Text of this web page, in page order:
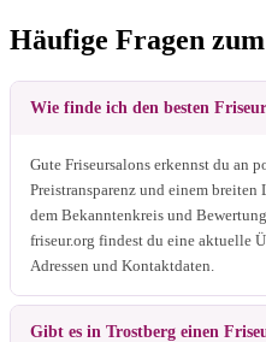
Häufige Fragen
Wie finde ich den besten
Gute Friseursalons erkennst du an
Preistransparenz und einem
dem Bekanntenkreis und
friseur.org findest du eine aktuelle
Adressen und Kontaktdaten.
Gibt es in Trostberg einen